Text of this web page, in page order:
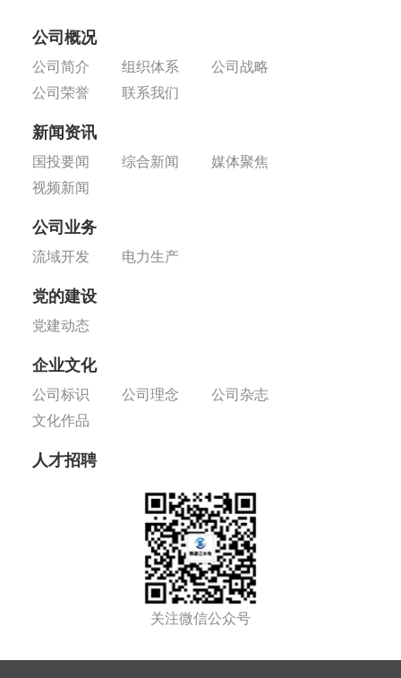
公司概况
公司简介 组织体系
公司战略
公司荣誉
联系我们
新闻资讯
国投要闻 综合新闻
媒体聚焦
视频新闻
公司业务
流域开发 电力生产
党的建设
党建动态
企业文化
公司标识 公司理念
公司杂志
文化作品
人才招聘
关注微信公众号